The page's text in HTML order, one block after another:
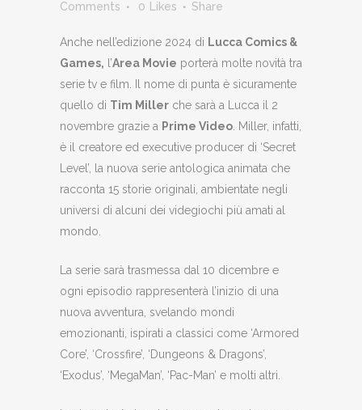
Comments
0 Likes Share
Anche nell’edizione 2024 di Lucca Comics &
Games, l’Area Movie porterà molte novità tra
serie tv e film. Il nome di punta è sicuramente
quello di Tim Miller che sarà a Lucca il 2
novembre grazie a Prime Video . Miller, infatti,
è il creatore ed executive producer di ‘Secret
Level’, la nuova serie antologica animata che
racconta 15 storie originali, ambientate negli
universi di alcuni dei videgiochi più amati al
mondo.
La serie sarà trasmessa dal 10 dicembre e
ogni episodio rappresenterà l’inizio di una
nuova avventura, svelando mondi
emozionanti, ispirati a classici come ‘Armored
Core’, ‘Crossfire’, ‘Dungeons & Dragons’,
‘Exodus’, ‘MegaMan’, ‘Pac-Man’ e molti altri.